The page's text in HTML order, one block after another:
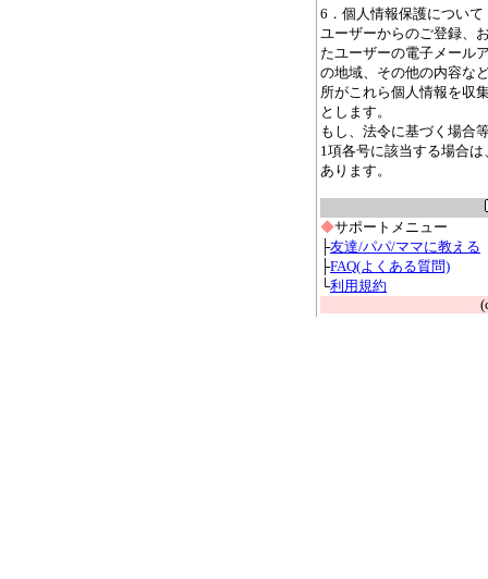
6．個人情報保護について
ユーザーからのご登録、
たユーザーの電子メール
の地域、その他の内容な
所がこれら個人情報を収
とします。
もし、法令に基づく場合
1項各号に該当する場合
あります。
◆サポートメニュー
├友達/パパ/ママに教える
├FAQ(よくある質問)
└利用規約